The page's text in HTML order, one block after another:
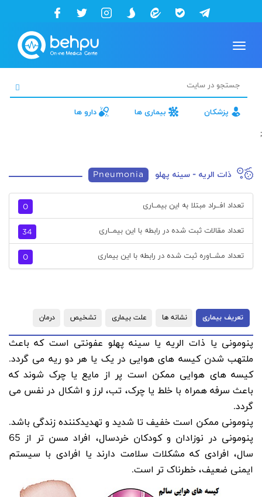
Toggle
پزشکان بیماری ها دارو ها
ذات الریه - سینه پهلو Pneumonia
افــراد مبتلا به این بیمــاری
مقالات ثبت شده در رابطه با این بیمــاری
مشــاوره ثبت شده در رابطه با این بیماری
بیماری نشانه ها علت بیماری تشخیص درمان
یا ذات الریه یا سینه پهلو عفونتی است که باعث
شدن کیسه های هوایی در یک یا هر دو ریه می گردد.
های هوایی ممکن است پر از مایع یا چرک شوند که
سرفه همراه با خلط یا چرک، تب، لرز و اشکال در نفس می
ممکن است خفیف تا شدید و تهدیدکننده زندگی باشد.
پنومونی در نوزادان و کودکان خردسال، افراد مسن تر از 65
افرادی که مشکلات سلامت دارند یا افرادی با سیستم
ضعیف، خطرناک تر است.